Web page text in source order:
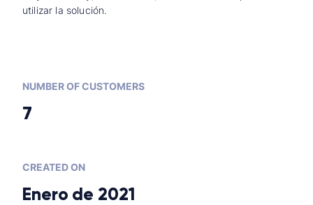
utilizar la solución.
NUMBER OF CUSTOMERS
7
CREATED ON
Enero de 2021